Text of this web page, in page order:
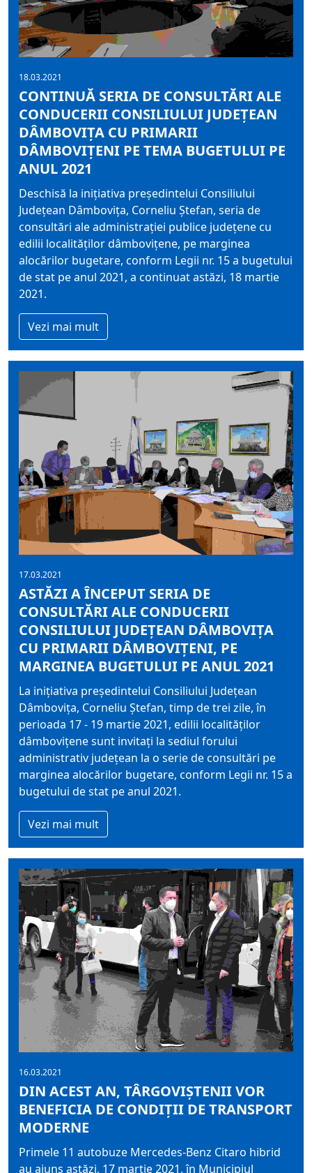
18.03.2021
CONTINUĂ SERIA DE CONSULTĂRI ALE
CONDUCERII CONSILIULUI JUDEȚEAN
DÂMBOVIȚA CU PRIMARII
DÂMBOVIȚENI PE TEMA BUGETULUI PE
ANUL 2021
Deschisă la inițiativa președintelui Consiliului
Județean Dâmbovița, Corneliu Ștefan, seria de
consultări ale administrației publice județene cu
edilii localităților dâmbovițene, pe marginea
alocărilor bugetare, conform Legii nr. 15 a bugetului
de stat pe anul 2021, a continuat astăzi, 18 martie
2021.
Vezi mai mult
17.03.2021
ASTĂZI A ÎNCEPUT SERIA DE
CONSULTĂRI ALE CONDUCERII
CONSILIULUI JUDEȚEAN DÂMBOVIȚA
CU PRIMARII DÂMBOVIȚENI, PE
MARGINEA BUGETULUI PE ANUL 2021
La inițiativa președintelui Consiliului Județean
Dâmbovița, Corneliu Ștefan, timp de trei zile, în
perioada 17 - 19 martie 2021, edilii localităților
dâmbovițene sunt invitați la sediul forului
administrativ județean la o serie de consultări pe
marginea alocărilor bugetare, conform Legii nr. 15 a
bugetului de stat pe anul 2021.
Vezi mai mult
16.03.2021
DIN ACEST AN, TÂRGOVIȘTENII VOR
BENEFICIA DE CONDIȚII DE TRANSPORT
MODERNE
Primele 11 autobuze Mercedes-Benz Citaro hibrid
au ajuns astăzi, 17 martie 2021, în Municipiul